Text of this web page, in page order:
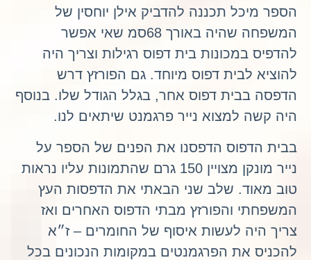
הספר מיכל תכננה להדביק אילן יוחסין של
המשפחה שהיה באורך 68סמ שאי אפשר
להדפיס במכונות בית דפוס רגילות וצריך היה
להוציא לבית דפוס מיוחד. גם הפורזץ דרש
הדפסה בבית דפוס אחר, בגלל הגודל שלו. בנוסף
היה קשה למצוא נייר פרגמנט שיתאים לנו.
בבית הדפוס הדפסנו את הפנים של הספר על
נייר מונקן מצויין 150 גרם שהתמונות עליו נראות
טוב מאוד. שלב שני הבאתי את הדפסות העץ
המשפחתי והפורזץ מבתי הדפוס האחרים ואז
צריך היה לעשות איסוף של החומרים – ז״א
להכניס את הפרגמנטים במקומות הנכונים בכל